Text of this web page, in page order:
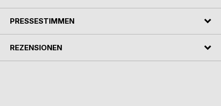
PRESSESTIMMEN
REZENSIONEN